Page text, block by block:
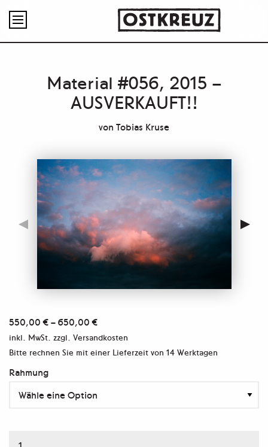

Material #056, 2015 –
AUSVERKAUFT!!
von Tobias Kruse
550,00€–650,00€
inkl. MwSt. zzgl. Versandkosten
Bitte rechnen Sie mit einer Lieferzeit von 14 Werktagen
Rahmung
Material